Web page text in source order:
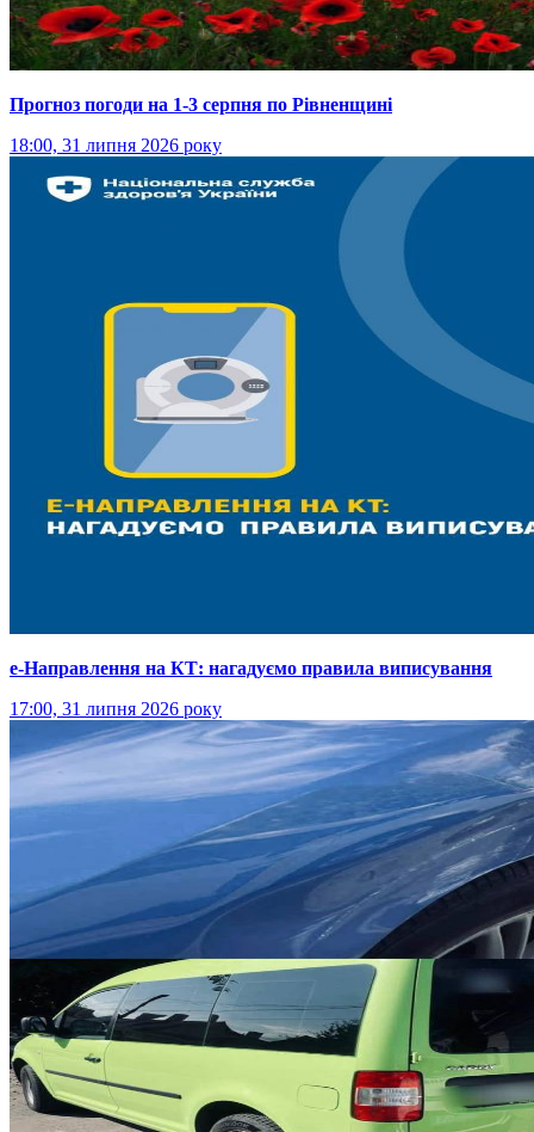
Прогноз погоди на 1-3 серпня по Рівненщині
18:00, 31 липня 2026 року
е-Направлення на КТ: нагадуємо правила виписування
17:00, 31 липня 2026 року